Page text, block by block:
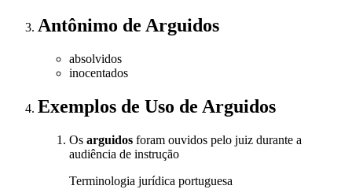
Antônimo de Arguidos
absolvidos
inocentados
Exemplos de Uso de Arguidos
Os arguidos foram ouvidos pelo juiz durante a
audiência de instrução
Terminologia jurídica portuguesa